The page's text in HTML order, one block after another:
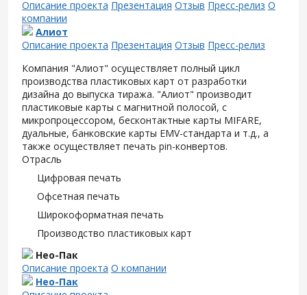
Описание проекта Презентация Отзыв Пресс-релиз О
компании
Алиот
Описание проекта Презентация Отзыв Пресс-релиз
Компания "Алиот" осуществляет полный цикл
производства пластиковых карт от разработки
дизайна до выпуска тиража. "Алиот" производит
пластиковые карты с магнитной полосой, с
микропроцессором, бесконтактные карты MIFARE,
дуальные, банковские карты EMV-стандарта и т.д., а
также осуществляет печать pin-конвертов.
Отрасль
Цифровая печать
Офсетная печать
Широкоформатная печать
Производство пластиковых карт
Нео-Пак
Описание проекта О компании
Нео-Пак